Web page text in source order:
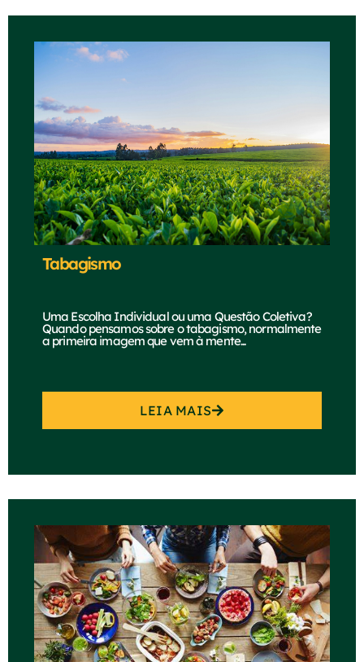
Tabagismo
Uma Escolha Individual ou uma Questão Coletiva?
Quando pensamos sobre o tabagismo, normalmente
a primeira imagem que vem à mente...
LEIA MAIS